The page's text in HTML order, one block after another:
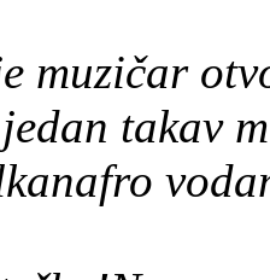
muzičar
takav